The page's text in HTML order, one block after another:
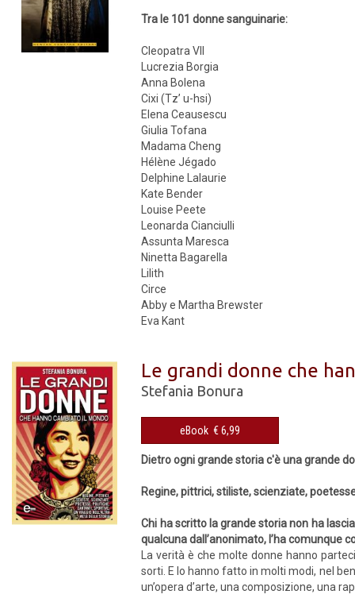
Tra le 101 donne sanguinarie:
Cleopatra VII
Lucrezia Borgia
Anna Bolena
Cixi (Tz’ u-hsi)
Elena Ceausescu
Giulia Tofana
Madama Cheng
Hélène Jégado
Delphine Lalaurie
Kate Bender
Louise Peete
Leonarda Cianciulli
Assunta Maresca
Ninetta Bagarella
Lilith
Circe
Abby e Martha Brewster
Eva Kant
Le grandi donne che
Stefania Bonura
eBook € 6,99
Dietro ogni grande storia c'è una grande
Regine, pittrici, stiliste, scienziate,
Chi ha scritto la grande storia non ha
qualcuna dall’anonimato, l’ha comunque
La verità è che molte donne hanno
sorti. E lo hanno fatto in molti modi, nel
un’opera d’arte, una composizione, una